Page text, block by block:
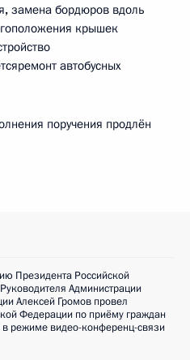
, замена бордюров вдоль
крышек
автобусных
поручения продлён
Президента Российской
Администрации
Алексей Громов провел
Федерации по приёму граждан
режиме видео-конференц-связи